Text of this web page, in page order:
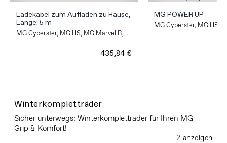
Ladekabel zum Aufladen zu Hause,
Länge: 5 m
MG Cyberster, MG HS, MG Marvel R, ...
435,84 €
MG POWER UP
MG Cyberster, MG HS,
Winterkompletträder
Sicher unterwegs: Winterkompletträder für Ihren MG –
Grip & Komfort!
2 anzeigen